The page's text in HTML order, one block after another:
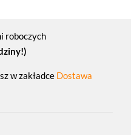
roboczych
w zakładce Dostawa